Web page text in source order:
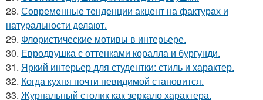
28. Современные тенденции акцент на фактурах и
натуральности делают.
29. Флористические мотивы в интерьере.
30. Евродвушка с оттенками коралла и бургунди.
31. Яркий интерьер для студентки: стиль и характер.
32. Когда кухня почти невидимой становится.
33. Журнальный столик как зеркало характера.